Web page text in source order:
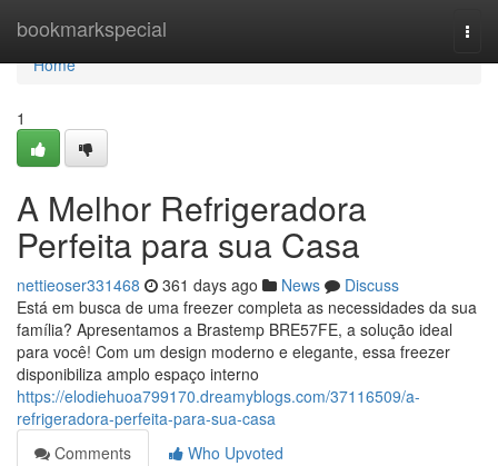
bookmarkspecial
Home
Home
1
A Melhor Refrigeradora
Perfeita para sua Casa
nettieoser331468 361 days ago News
Discuss
Está em busca de uma freezer completa as necessidades da sua
família? Apresentamos a Brastemp BRE57FE, a solução ideal
para você! Com um design moderno e elegante, essa freezer
disponibiliza amplo espaço interno
https://elodiehuoa799170.dreamyblogs.com/37116509/a-
refrigeradora-perfeita-para-sua-casa
Comments
Who Upvoted